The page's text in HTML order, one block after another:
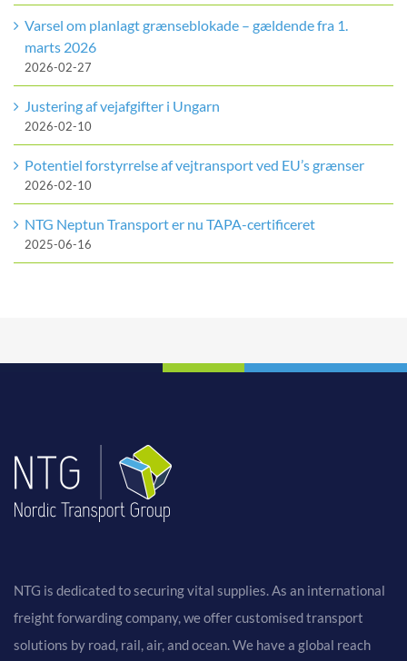
Varsel om planlagt grænseblokade – gældende fra 1.
marts 2026
2026-02-27
Justering af vejafgifter i Ungarn
2026-02-10
Potentiel forstyrrelse af vejtransport ved EU’s grænser
2026-02-10
NTG Neptun Transport er nu TAPA-certificeret
2025-06-16
NTG is dedicated to securing vital supplies. As an international
freight forwarding company, we offer customised transport
solutions by road, rail, air, and ocean. We have a global reach